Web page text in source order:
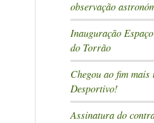
observação
Inauguração
do Torrão
Chegou ao fim mais
Desportivo!
Assinatura do